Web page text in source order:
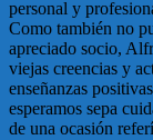
personal y
Como también no
apreciado socio,
viejas creencias y
enseñanzas
esperamos sepa
de una ocasión